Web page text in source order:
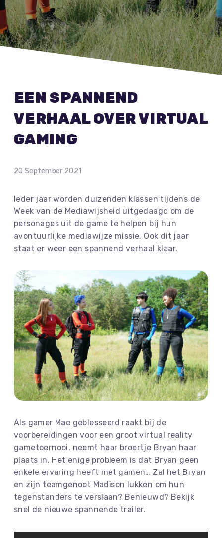
EEN SPANNEND
VERHAAL OVER VIRTUAL
GAMING
20 September 2021
Ieder jaar worden duizenden klassen tijdens de
Week van de Mediawijsheid uitgedaagd om de
personages uit de game te helpen bij hun
avontuurlijke mediawijze missie. Ook dit jaar
staat er weer een spannend verhaal klaar.
Als gamer Mae geblesseerd raakt bij de
voorbereidingen voor een groot virtual reality
gametoernooi, neemt haar broertje Bryan haar
plaats in. Het enige probleem is dat Bryan geen
enkele ervaring heeft met gamen… Zal het Bryan
en zijn teamgenoot Madison lukken om hun
tegenstanders te verslaan? Benieuwd? Bekijk
snel de nieuwe spannende trailer.